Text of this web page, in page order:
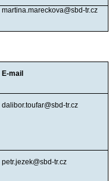
martina.mareckova@sbd-tr.cz
E-mail
dalibor.toufar@sbd-tr.cz
petr.jezek@sbd-tr.cz